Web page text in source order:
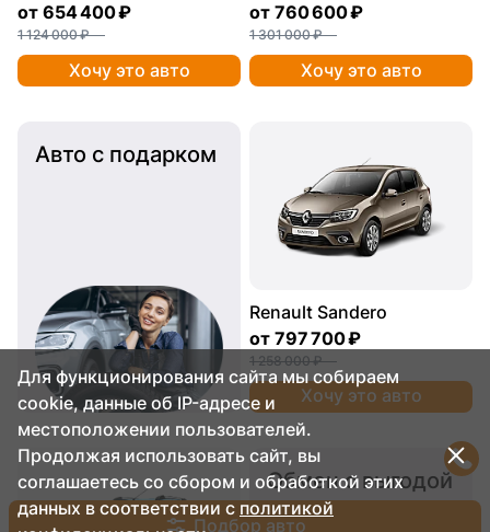
от 654 400 ₽
1 124 000 ₽
Хочу это авто
от 760 600 ₽
1 301 000 ₽
Хочу это авто
Авто с подарком
Renault Sandero
от 797 700 ₽
1 258 000 ₽
Хочу это авто
Обмен с выгодой
Подбор авто
Для функционирования сайта мы собираем
cookie, данные об IP-адресе и
местоположении пользователей.
Продолжая использовать сайт, вы
соглашаетесь со сбором и обработкой этих
данных в соответствии с политикой